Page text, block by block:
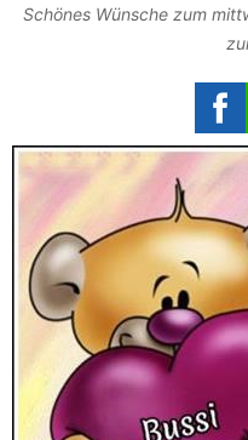
Schönes Wünsche zum